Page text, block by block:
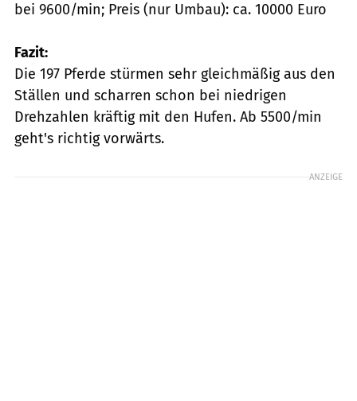
bei 9600/min; Preis (nur Umbau): ca. 10000 Euro
Fazit:
Die 197 Pferde stürmen sehr gleichmäßig aus den
Ställen und scharren schon bei niedrigen
Drehzahlen kräftig mit den Hufen. Ab 5500/min
geht's richtig vorwärts.
ANZEIGE